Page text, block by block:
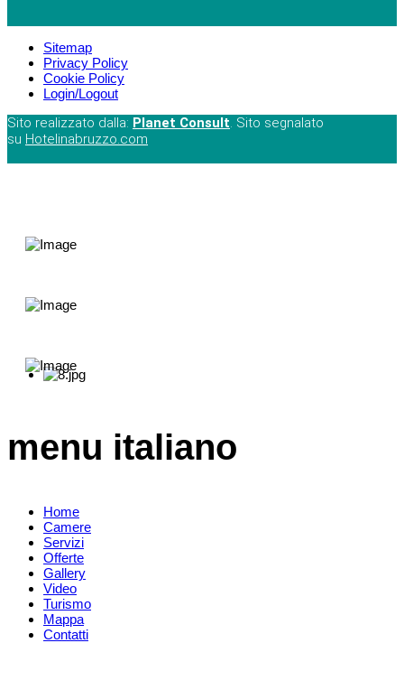
Sitemap
Privacy Policy
Cookie Policy
Login/Logout
Sito realizzato dalla: Planet Consult . Sito segnalato
su Hotelinabruzzo.com
menu italiano
Home
Camere
Servizi
Offerte
Gallery
Video
Turismo
Mappa
Contatti